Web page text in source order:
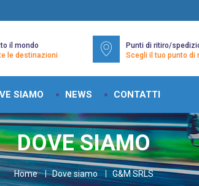
il mondo
le destinazioni
Punti di ritiro/
Scegli il tuo punto di
SIAMO NEWS CONTATTI
DOVE SIAMO
Home Dove siamo G&M SRLS